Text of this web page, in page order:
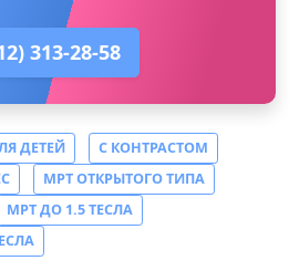
313-28-58
ДЕТЕЙ
С КОНТРАСТОМ
МРТ ОТКРЫТОГО ТИПА
МРТ ДО 1.5 ТЕСЛА